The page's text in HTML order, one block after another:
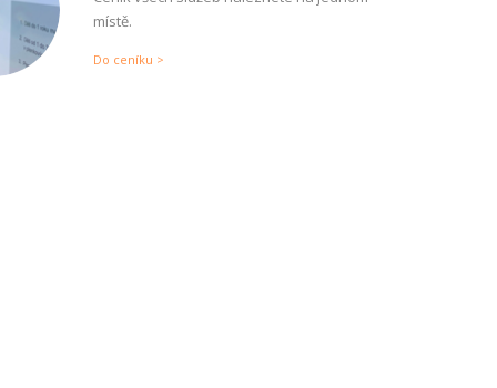
místě.
Do ceníku >